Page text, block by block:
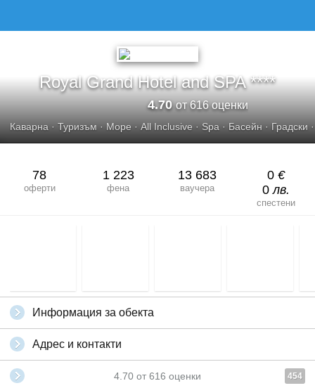
Royal Grand Hotel and SPA ****
4.70от 616 оценки
Каварна · Туризъм · Море ·All Inclusive · Spa · Басейн · Градски
78
оферти
1 223
фена
13 683
ваучера
0 €
0лв.
спестени
Информация за обекта
Адрес и контакти
4.70 от 616 оценки 454